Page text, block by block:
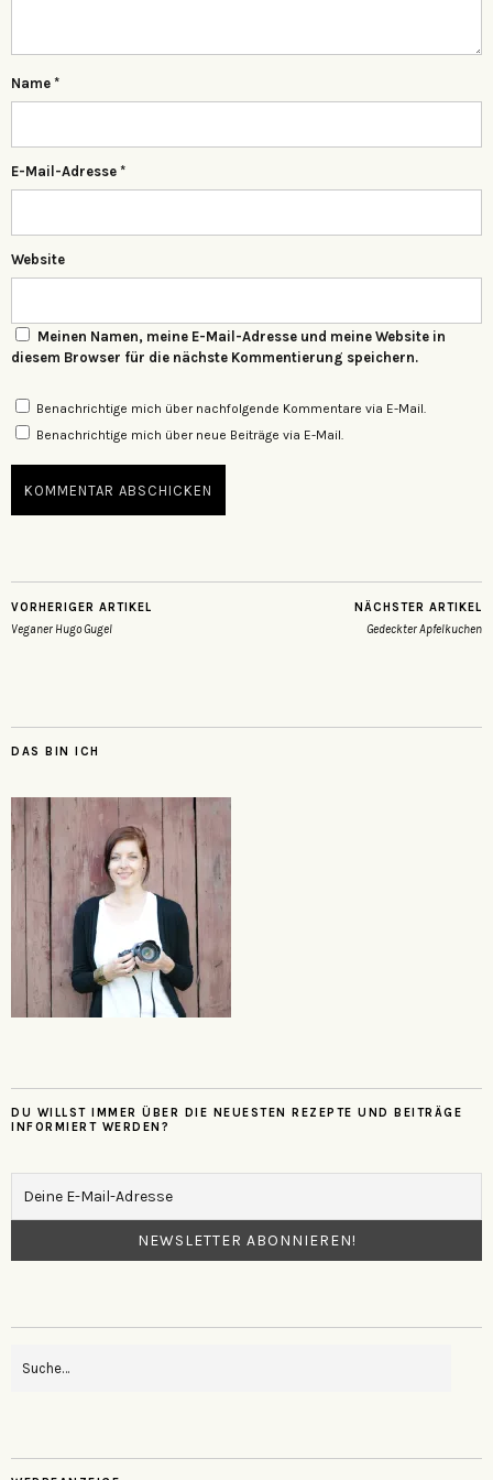
Name *
E-Mail-Adresse *
Website
Meinen Namen, meine E-Mail-Adresse und meine Website in
diesem Browser für die nächste Kommentierung speichern.
Benachrichtige mich über nachfolgende Kommentare via E-Mail.
Benachrichtige mich über neue Beiträge via E-Mail.
VORHERIGER ARTIKEL
Veganer Hugo Gugel
NÄCHSTER ARTIKEL
Gedeckter Apfelkuchen
DAS BIN ICH
DU WILLST IMMER ÜBER DIE NEUESTEN REZEPTE UND BEITRÄGE
INFORMIERT WERDEN?